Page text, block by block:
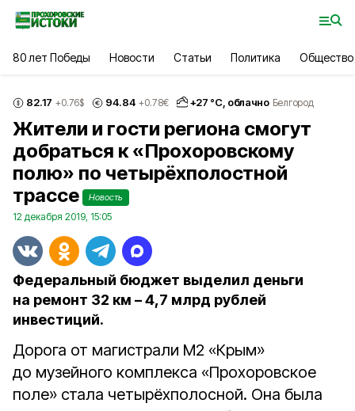
80 лет Победы Новости Статьи Политика Общество
82.17 +0.76$ 94.84 +0.78€ +27 °С, облачно Белгород
Жители и гости региона смогут
добраться к «Прохоровскому
полю» по четырёхполостной
трассе
Новость
12 декабря 2019, 15:05
Федеральный бюджет выделил деньги
на ремонт 32 км – 4,7 млрд рублей
инвестиций.
Дорога от магистрали М2 «Крым»
до музейного комплекса «Прохоровское
поле» стала четырёхполосной. Она была